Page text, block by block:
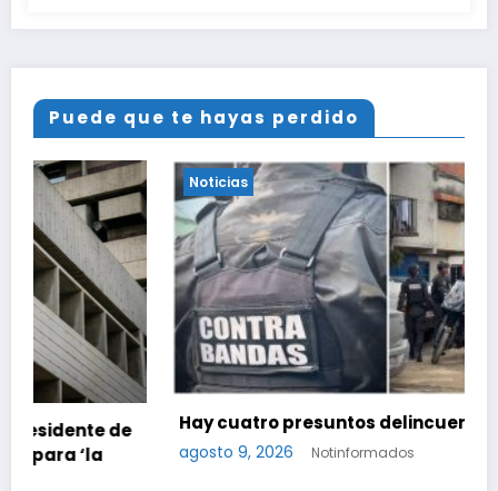
Puede que te hayas perdido
Noticias
Hay cuatro presuntos delincuentes abatidos
agosto 9, 2026 Notinformados